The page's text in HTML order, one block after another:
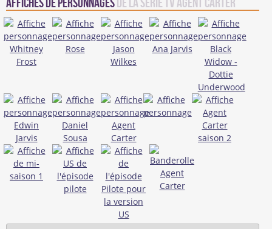
Affiches de personnages de la série TV Agent Carter